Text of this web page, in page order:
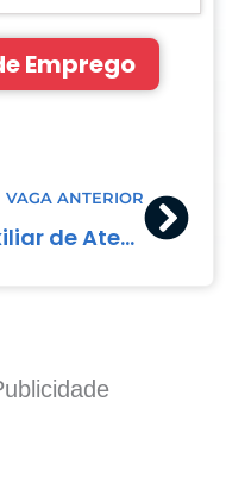
Emprego
VAGA ANTERIOR
Auxiliar de Atendimento de Cafeteria (Feminino)